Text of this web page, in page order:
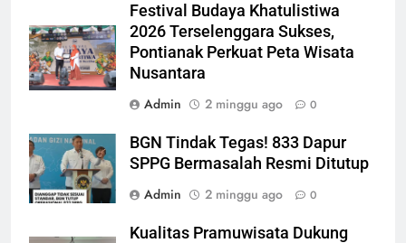
Festival Budaya Khatulistiwa
2026 Terselenggara Sukses,
Pontianak Perkuat Peta Wisata
Nusantara
Admin
2 minggu ago 0
BGN Tindak Tegas! 833 Dapur
SPPG Bermasalah Resmi Ditutup
Admin
2 minggu ago 0
Kualitas Pramuwisata Dukung